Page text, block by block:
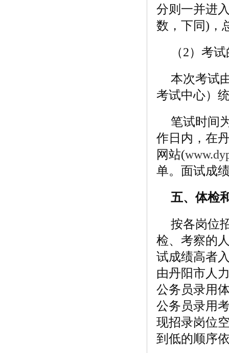
分则一并进
数，下同)
（2）考
本次考试
考试中心）
笔试时间
作日内，在
网站(
单。面试成
五、体检
按各岗位
检、考察的
试成绩高者
由丹阳市人
公务员录用
公务员录用
现招录岗位
到低的顺序